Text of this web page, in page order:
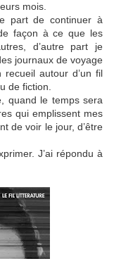
mois.
part de continuer à
façon à ce que les
d’autre part je
journaux de voyage
autour d’un fil
de fiction.
quand le temps sera
qui emplissent mes
de voir le jour, d’être
J’ai répondu à